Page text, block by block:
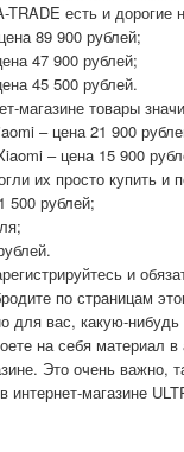
TRADE есть и дорогие
89 900 рублей;
47 900 рублей;
45 500 рублей.
магазине товары
– цена 21 900
– цена 15 900
их просто купить и
500 рублей;
и
по страницам
для вас, какую-
на себя материал
Это очень важно,
интернет-магазине